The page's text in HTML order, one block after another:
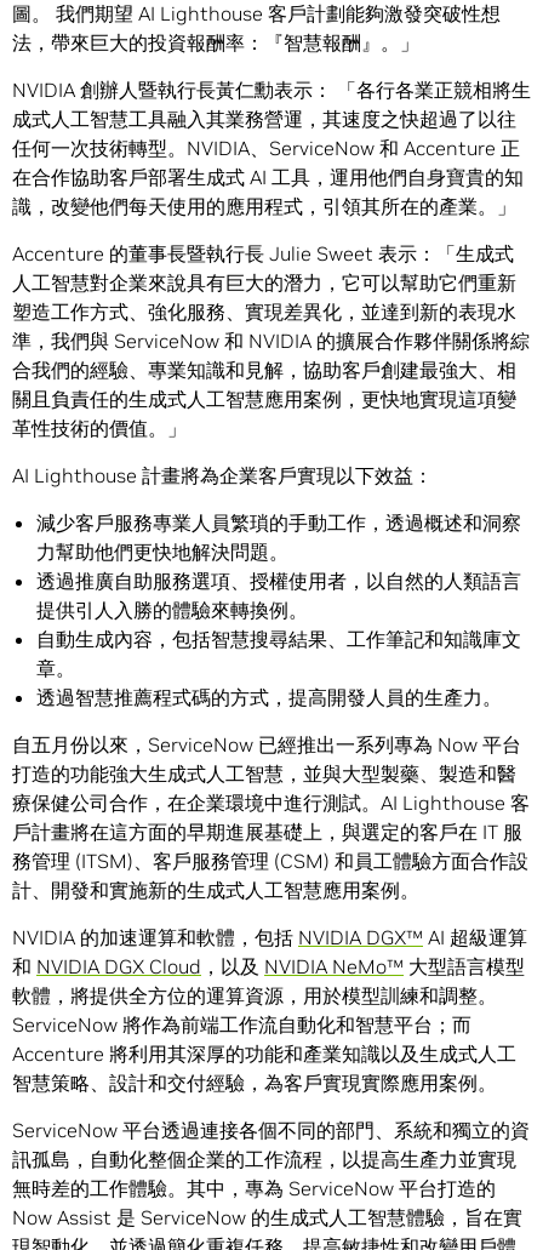
圖。 我們期望 AI Lighthouse 客戶計劃能夠激發突破性想
法，帶來巨大的投資報酬率：『智慧報酬』。」
NVIDIA 創辦人暨執行長黃仁勳表示： 「各行各業正競相將生
成式人工智慧工具融入其業務營運，其速度之快超過了以往
任何一次技術轉型。NVIDIA、ServiceNow 和 Accenture 正
在合作協助客戶部署生成式 AI 工具，運用他們自身寶貴的知
識，改變他們每天使用的應用程式，引領其所在的產業。」
Accenture 的董事長暨執行長 Julie Sweet 表示：「生成式
人工智慧對企業來說具有巨大的潛力，它可以幫助它們重新
塑造工作方式、強化服務、實現差異化，並達到新的表現水
準，我們與 ServiceNow 和 NVIDIA 的擴展合作夥伴關係將綜
合我們的經驗、專業知識和見解，協助客戶創建最強大、相
關且負責任的生成式人工智慧應用案例，更快地實現這項變
革性技術的價值。」
AI Lighthouse 計畫將為企業客戶實現以下效益：
減少客戶服務專業人員繁瑣的手動工作，透過概述和洞察
力幫助他們更快地解決問題。
透過推廣自助服務選項、授權使用者，以自然的人類語言
提供引人入勝的體驗來轉換例。
自動生成內容，包括智慧搜尋結果、工作筆記和知識庫文
章。
透過智慧推薦程式碼的方式，提高開發人員的生產力。
自五月份以來，ServiceNow 已經推出一系列專為 Now 平台
打造的功能強大生成式人工智慧，並與大型製藥、製造和醫
療保健公司合作，在企業環境中進行測試。AI Lighthouse 客
戶計畫將在這方面的早期進展基礎上，與選定的客戶在 IT 服
務管理 (ITSM)、客戶服務管理 (CSM) 和員工體驗方面合作設
計、開發和實施新的生成式人工智慧應用案例。
NVIDIA 的加速運算和軟體，包括 NVIDIA DGX™ AI 超級運算
和 NVIDIA DGX Cloud ，以及 NVIDIA NeMo™ 大型語言模型
軟體，將提供全方位的運算資源，用於模型訓練和調整。
ServiceNow 將作為前端工作流自動化和智慧平台；而
Accenture 將利用其深厚的功能和產業知識以及生成式人工
智慧策略、設計和交付經驗，為客戶實現實際應用案例。
ServiceNow 平台透過連接各個不同的部門、系統和獨立的資
訊孤島，自動化整個企業的工作流程，以提高生產力並實現
無時差的工作體驗。其中，專為 ServiceNow 平台打造的
Now Assist 是 ServiceNow 的生成式人工智慧體驗，旨在實